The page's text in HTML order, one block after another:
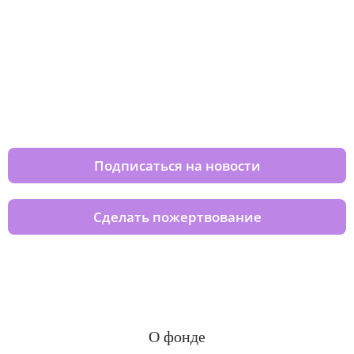
Подписаться на новости
Сделать пожертвование
О фонде